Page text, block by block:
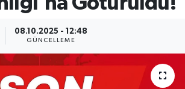
08.10.2025 - 12:48
GÜNCELLEME